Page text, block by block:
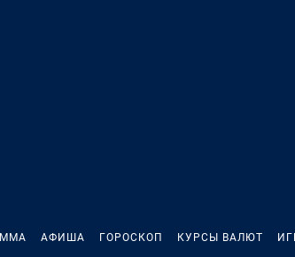
АФИША ГОРОСКОП КУРСЫ ВАЛЮТ